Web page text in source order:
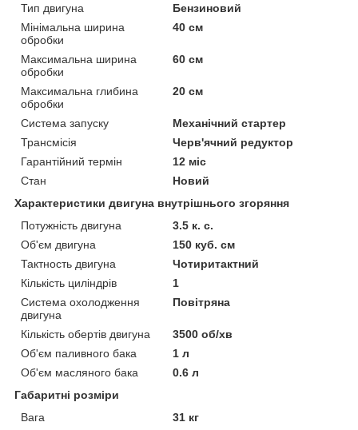
Тип двигуна
Бензиновий
Мінімальна ширина
обробки
40 см
Максимальна ширина
обробки
60 см
Максимальна глибина
обробки
20 см
Система запуску
Механічний стартер
Трансмісія
Черв'ячний редуктор
Гарантійний термін
12 міс
Стан
Новий
Характеристики двигуна внутрішнього згоряння
Потужність двигуна
3.5 к. с.
Об'єм двигуна
150 куб. см
Тактность двигуна
Чотиритактний
Кількість циліндрів
1
Система охолодження
двигуна
Повітряна
Кількість обертів двигуна
3500 об/хв
Об'єм паливного бака
1 л
Об'єм масляного бака
0.6 л
Габаритні розміри
Вага
31 кг